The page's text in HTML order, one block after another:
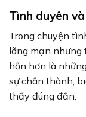
Tình duyên
Trong chuyện
lãng mạn nhưng
hồn hơn là
sự chân thành,
thấy đúng đắn.